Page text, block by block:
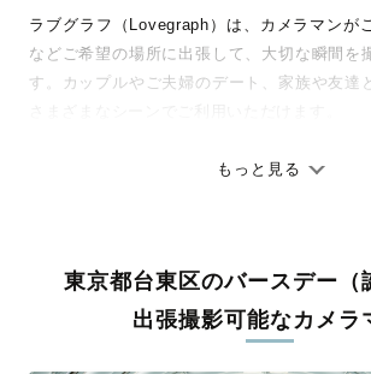
ラブグラフ（Lovegraph）は、カメラマンが
などご希望の場所に出張して、大切な瞬間を
す。カップルやご夫婦のデート、家族や友達
ありのままの空気感を大切に、何十年経って
料金は全国どこでも一律。わかりやすく安心
リジナルの研修と厳正な審査に合格し、撮影
ィを身につけたプロのカメラマンが全国47都
もっと見る
東京都台東区のバースデー（
出張撮影可能なカメラ